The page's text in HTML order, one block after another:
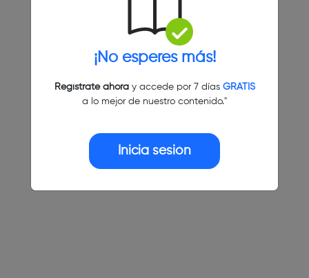
¡No esperes más!
Regístrate ahoray accede por 7 días GRATIS
a lo mejor de nuestro contenido."
Inicia sesión